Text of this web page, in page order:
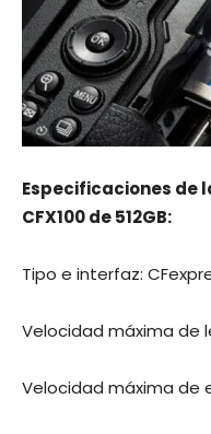
Especificaciones de
CFX100 de 512GB:
Tipo e interfaz:
Velocidad máxima de
Velocidad máxima de